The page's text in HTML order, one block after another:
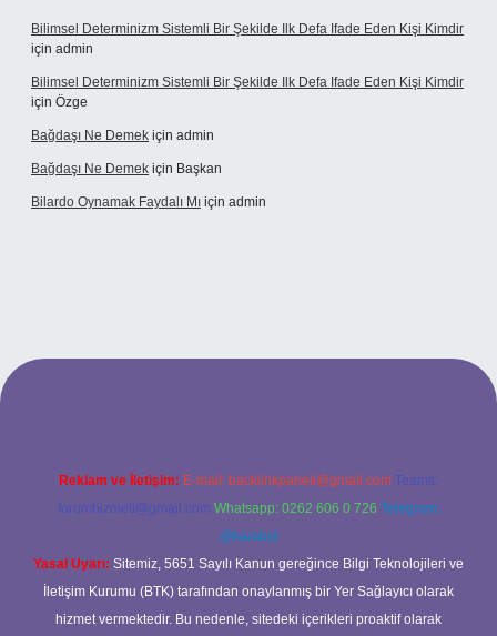
Bilimsel Determinizm Sistemli Bir Şekilde Ilk Defa Ifade Eden Kişi Kimdir
için admin
Bilimsel Determinizm Sistemli Bir Şekilde Ilk Defa Ifade Eden Kişi Kimdir
için Özge
Bağdaşı Ne Demek için admin
Bağdaşı Ne Demek için Başkan
Bilardo Oynamak Faydalı Mı için admin
ilbet bahis sitesi
Reklam ve İletişim: E-mail: backlinkpaneli@gmail.com Teams:
forumhizmeti@gmail.com Whatsapp: 0262 606 0 726 Telegram:
@karabul
Yasal Uyarı: Sitemiz, 5651 Sayılı Kanun gereğince Bilgi Teknolojileri ve
İletişim Kurumu (BTK) tarafından onaylanmış bir Yer Sağlayıcı olarak
hizmet vermektedir. Bu nedenle, sitedeki içerikleri proaktif olarak